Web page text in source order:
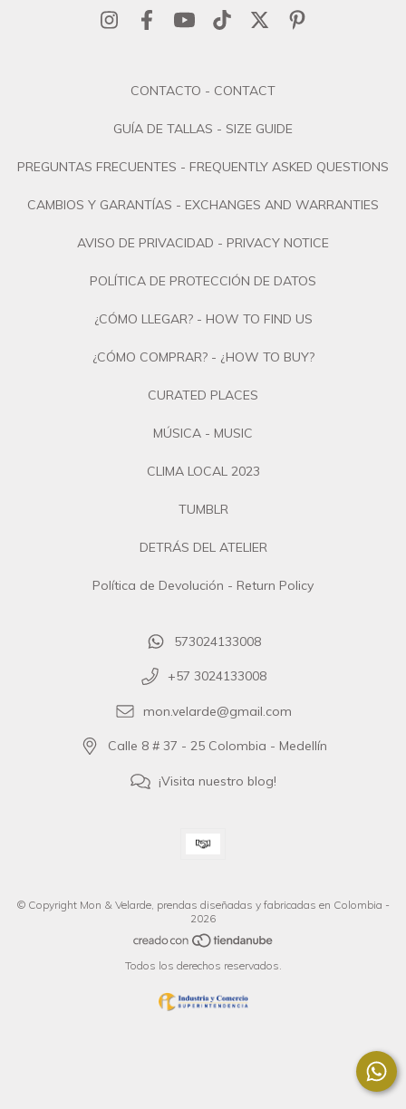
CONTACTO - CONTACT
GUÍA DE TALLAS - SIZE GUIDE
PREGUNTAS FRECUENTES - FREQUENTLY ASKED QUESTIONS
CAMBIOS Y GARANTÍAS - EXCHANGES AND WARRANTIES
AVISO DE PRIVACIDAD - PRIVACY NOTICE
POLÍTICA DE PROTECCIÓN DE DATOS
¿CÓMO LLEGAR? - HOW TO FIND US
¿CÓMO COMPRAR? - ¿HOW TO BUY?
CURATED PLACES
MÚSICA - MUSIC
CLIMA LOCAL 2023
TUMBLR
DETRÁS DEL ATELIER
Política de Devolución - Return Policy
573024133008
+57 3024133008
mon.velarde@gmail.com
Calle 8 # 37 - 25 Colombia - Medellín
¡Visita nuestro blog!
© Copyright Mon & Velarde, prendas diseñadas y fabricadas en Colombia -
2026
Todos los derechos reservados.